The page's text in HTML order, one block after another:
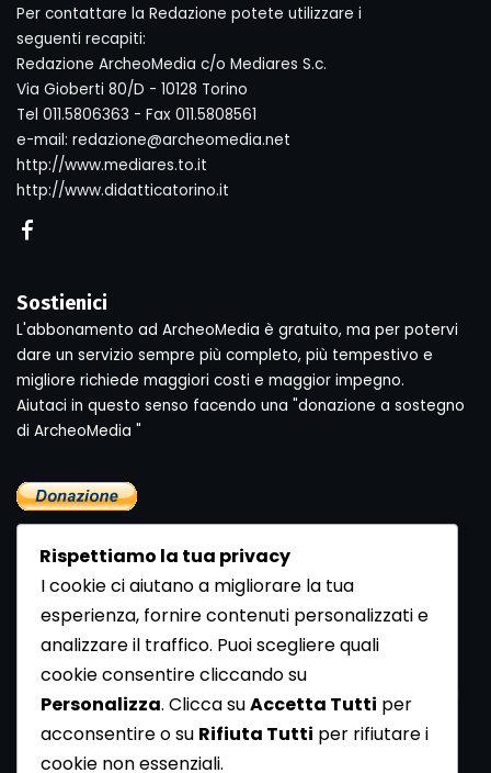
Per contattare la Redazione potete utilizzare i
seguenti recapiti:
Redazione ArcheoMedia c/o Mediares S.c.
Via Gioberti 80/D - 10128 Torino
Tel 011.5806363 - Fax 011.5808561
e-mail: redazione@archeomedia.net
http://www.mediares.to.it
http://www.didatticatorino.it
Sostienici
L'abbonamento ad ArcheoMedia è gratuito, ma per potervi
dare un servizio sempre più completo, più tempestivo e
migliore richiede maggiori costi e maggior impegno.
Aiutaci in questo senso facendo una "donazione a sostegno
di ArcheoMedia "
Newsletter
Se vuoi ricevere la Rivista gratuita di archeologia realizzata
dalla Redazione di ArcheoMedia iscriviti alla nostra
Newsletter [Clicca Qui]
Rispettiamo la tua privacy
I cookie ci aiutano a migliorare la tua
esperienza, fornire contenuti personalizzati e
analizzare il traffico. Puoi scegliere quali
cookie consentire cliccando su
Personalizza. Clicca suAccetta Tutti per
acconsentire o su Rifiuta Tutti per rifiutare i
cookie non essenziali.